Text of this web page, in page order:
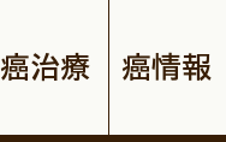
癌治療 癌情報